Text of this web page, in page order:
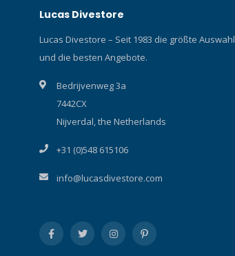
Lucas Divestore
Lucas Divestore – Seit 1983 die größte Auswahl
und die besten Angebote.
Bedrijvenweg 3a
7442CX
Nijverdal, the Netherlands
+31 (0)548 615106
info@lucasdivestore.com